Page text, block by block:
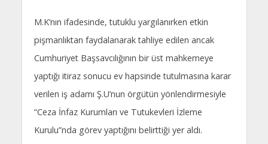
M.K’nın ifadesinde, tutuklu yargılanırken etkin
pişmanlıktan faydalanarak tahliye edilen ancak
Cumhuriyet Başsavcılığının bir üst mahkemeye
yaptığı itiraz sonucu ev hapsinde tutulmasına karar
verilen iş adamı Ş.U’nun örgütün yönlendirmesiyle
“Ceza İnfaz Kurumları ve Tutukevleri İzleme
Kurulu”nda görev yaptığını belirttiği yer aldı.